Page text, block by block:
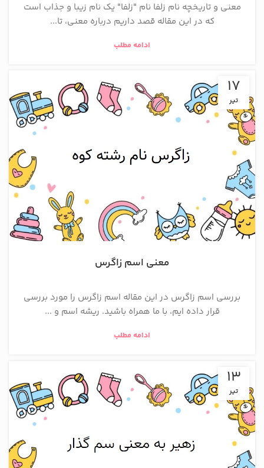
معنی و تاریخچه نام زلفا نام "زلفا" یک نام زیبا و جذاب است
که در این مقاله قصد داریم درباره معنی، تا...
ادامه مطلب
17
تیر
معنی اسم زاگرس
بررسی اسم زاگرس در این مقاله اسم زاگرس را مورد بررسی
قرار داده ایم، با ما همراه باشید. ریشه اسم و ...
ادامه مطلب
13
تیر